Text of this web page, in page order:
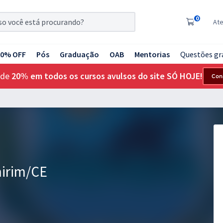
0
OFF Pós Graduação OAB Mentorias Questões
20% em todos os cursos avulsos do site SÓ HOJE!
CE